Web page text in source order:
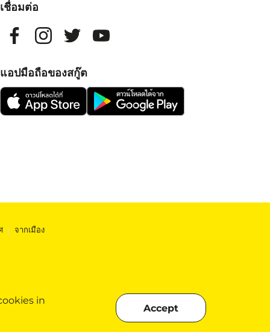
in
Accept
เชื่อมต่อ
แอปมือถือของสกู๊ต
| จากเมือง